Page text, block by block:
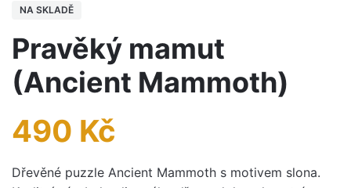
NA SKLADĚ
Pravěký mamut
(Ancient Mammoth)
490 Kč
Dřevěné puzzle Ancient Mammoth s motivem slona.